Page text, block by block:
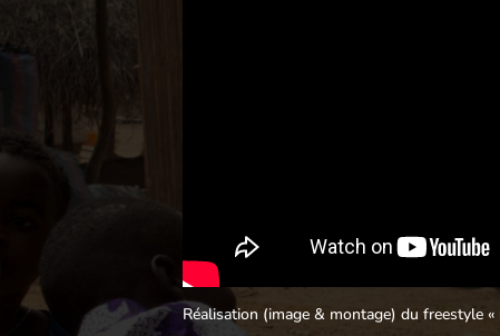
Réalisation (image & montage) du freestyle